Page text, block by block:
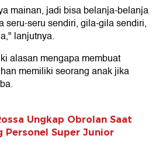
mainan, jadi bisa belanja-belanja
seru-seru sendiri, gila-gila sendiri,
lanjutnya.
alasan mengapa membuat
memiliki seorang anak jika
Ungkap Obrolan Saat
Personel Super Junior